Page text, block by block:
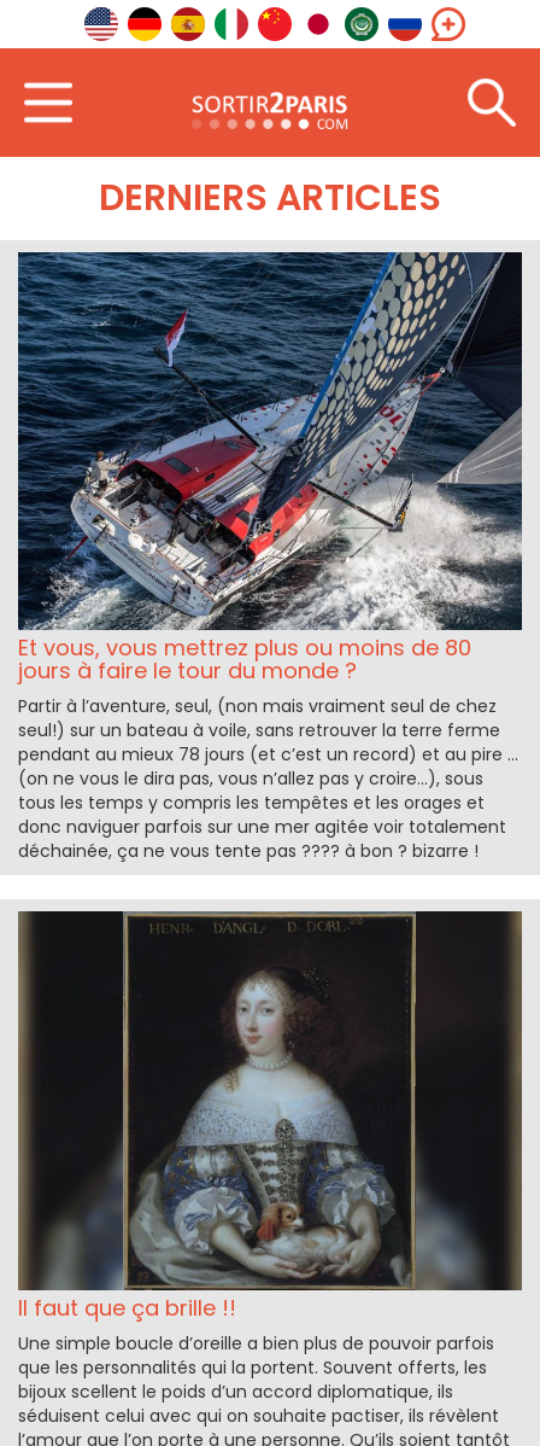
DERNIERS ARTICLES
Et vous, vous mettrez plus ou moins de 80
jours à faire le tour du monde ?
Partir à l’aventure, seul, (non mais vraiment seul de chez
seul!) sur un bateau à voile, sans retrouver la terre ferme
pendant au mieux 78 jours (et c’est un record) et au pire ...
(on ne vous le dira pas, vous n’allez pas y croire…), sous
tous les temps y compris les tempêtes et les orages et
donc naviguer parfois sur une mer agitée voir totalement
déchainée, ça ne vous tente pas ???? à bon ? bizarre !
Il faut que ça brille !!
Une simple boucle d’oreille a bien plus de pouvoir parfois
que les personnalités qui la portent. Souvent offerts, les
bijoux scellent le poids d’un accord diplomatique, ils
séduisent celui avec qui on souhaite pactiser, ils révèlent
l’amour que l’on porte à une personne. Qu’ils soient tantôt